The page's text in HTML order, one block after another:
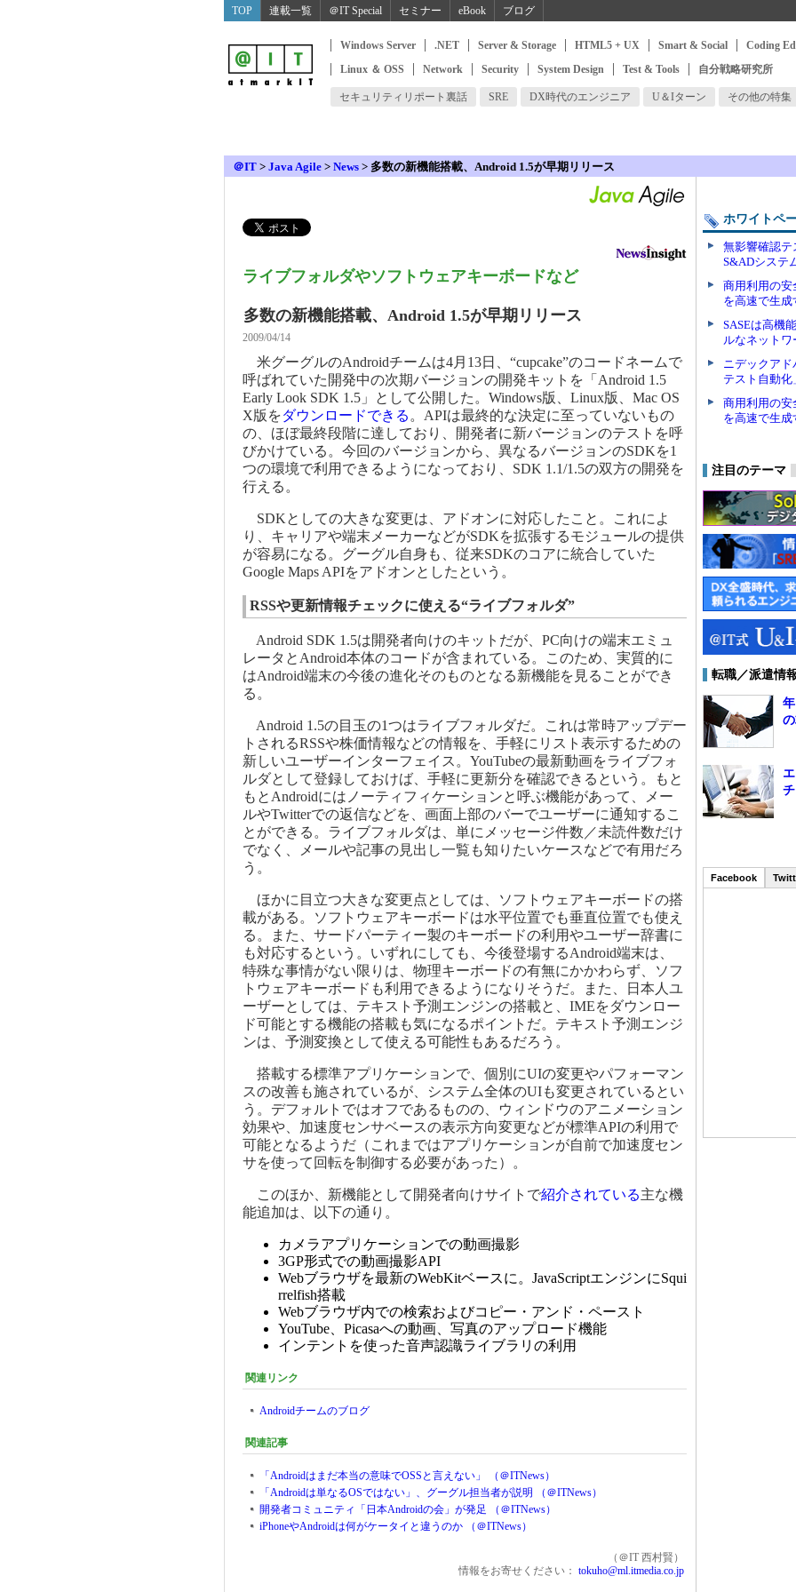
TOP 連載一覧 ＠IT Special セミナー eBook ブログ
Windows Server .NET Server & Storage HTML5 + UX Smart & Social
Coding
Linux ＆ OSS
Network Security System Design Test & Tools 自分戦略研究所
セキュリティリポート裏話 SRE DX時代のエンジニア U＆Iターン その他の特集
＠IT > Java Agile > News > 多数の新機能搭載、Android 1.5が早期リリース
ライブフォルダやソフトウェアキーボードなど
多数の新機能搭載、Android 1.5が早期リリース
2009/04/14
米グーグルのAndroidチームは4月13日、“cupcake”のコードネームで
呼ばれていた開発中の次期バージョンの開発キットを「Android 1.5
Early Look SDK 1.5」として公開した。Windows版、Linux版、Mac OS
X版をダウンロードできる 。APIは最終的な決定に至っていないもの
の、ほぼ最終段階に達しており、開発者に新バージョンのテストを呼
びかけている。今回のバージョンから、異なるバージョンのSDKを1
つの環境で利用できるようになっており、SDK 1.1/1.5の双方の開発を
行える。
SDKとしての大きな変更は、アドオンに対応したこと。これによ
り、キャリアや端末メーカーなどがSDKを拡張するモジュールの提供
が容易になる。グーグル自身も、従来SDKのコアに統合していた
Google Maps APIをアドオンとしたという。
RSSや更新情報チェックに使える“ライブフォルダ”
Android SDK 1.5は開発者向けのキットだが、PC向けの端末エミュ
レータとAndroid本体のコードが含まれている。このため、実質的に
はAndroid端末の今後の進化そのものとなる新機能を見ることができ
る。
Android 1.5の目玉の1つはライブフォルダだ。これは常時アップデー
トされるRSSや株価情報などの情報を、手軽にリスト表示するための
新しいユーザーインターフェイス。YouTubeの最新動画をライブフォ
ルダとして登録しておけば、手軽に更新分を確認できるという。もと
もとAndroidにはノーティフィケーションと呼ぶ機能があって、メー
ルやTwitterでの返信などを、画面上部のバーでユーザーに通知するこ
とができる。ライブフォルダは、単にメッセージ件数／未読件数だけ
でなく、メールや記事の見出し一覧も知りたいケースなどで有用だろ
う。
ほかに目立つ大きな変更点としては、ソフトウェアキーボードの搭
載がある。ソフトウェアキーボードは水平位置でも垂直位置でも使え
る。また、サードパーティー製のキーボードの利用やユーザー辞書に
も対応するという。いずれにしても、今後登場するAndroid端末は、
特殊な事情がない限りは、物理キーボードの有無にかかわらず、ソフ
トウェアキーボードも利用できるようになりそうだ。また、日本人ユ
ーザーとしては、テキスト予測エンジンの搭載と、IMEをダウンロー
ド可能とする機能の搭載も気になるポイントだ。テキスト予測エンジ
ンは、予測変換として使える可能性もあるだろう。
搭載する標準アプリケーションで、個別にUIの変更やパフォーマン
スの改善も施されているが、システム全体のUIも変更されているとい
う。デフォルトではオフであるものの、ウィンドウのアニメーション
効果や、加速度センサベースの表示方向変更などが標準APIの利用で
可能となるようだ（これまではアプリケーションが自前で加速度セン
サを使って回転を制御する必要があった）。
このほか、新機能として開発者向けサイトで紹介されている主な機
能追加は、以下の通り。
カメラアプリケーションでの動画撮影
3GP形式での動画撮影API
Webブラウザを最新のWebKitベースに。JavaScriptエンジンにSqui
rrelfish搭載
Webブラウザ内での検索およびコピー・アンド・ペースト
YouTube、Picasaへの動画、写真のアップロード機能
インテントを使った音声認識ライブラリの利用
関連リンク
Androidチームのブログ
関連記事
「Androidはまだ本当の意味でOSSと言えない」 （＠ITNews）
「Androidは単なるOSではない」、グーグル担当者が説明 （＠ITNews）
開発者コミュニティ「日本Androidの会」が発足 （＠ITNews）
iPhoneやAndroidは何がケータイと違うのか （＠ITNews）
（＠IT 西村賢）
情報をお寄せください： tokuho@ml.itmedia.co.jp
ホワイトペ
無影響確認
S&ADシステ
商用利用の安
を高速で生
SASEは高機
ルなネット
ニデックア
テスト自動
商用利用の安
を高速で生
注目のテーマ
転職／派遣情
Facebook